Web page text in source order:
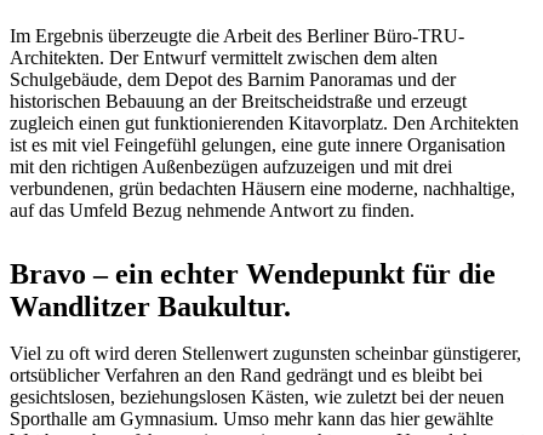
Im Ergebnis überzeugte die Arbeit des Berliner Büro-TRU-
Architekten. Der Entwurf vermittelt zwischen dem alten
Schulgebäude, dem Depot des Barnim Panoramas und der
historischen Bebauung an der Breitscheidstraße und erzeugt
zugleich einen gut funktionierenden Kitavorplatz. Den Architekten
ist es mit viel Feingefühl gelungen, eine gute innere Organisation
mit den richtigen Außenbezügen aufzuzeigen und mit drei
verbundenen, grün bedachten Häusern eine moderne, nachhaltige,
auf das Umfeld Bezug nehmende Antwort zu finden.
Bravo – ein echter Wendepunkt für die
Wandlitzer Baukultur.
Viel zu oft wird deren Stellenwert zugunsten scheinbar günstigerer,
ortsüblicher Verfahren an den Rand gedrängt und es bleibt bei
gesichtslosen, beziehungslosen Kästen, wie zuletzt bei der neuen
Sporthalle am Gymnasium. Umso mehr kann das hier gewählte